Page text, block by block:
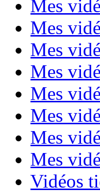
Mes
Mes
Mes
Mes
Mes
Mes
Mes
Mes
Vidéos